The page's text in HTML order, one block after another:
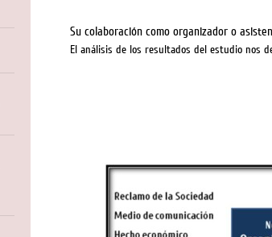
Su colaboración como organizador o
El análisis de los resultados del estudio nos